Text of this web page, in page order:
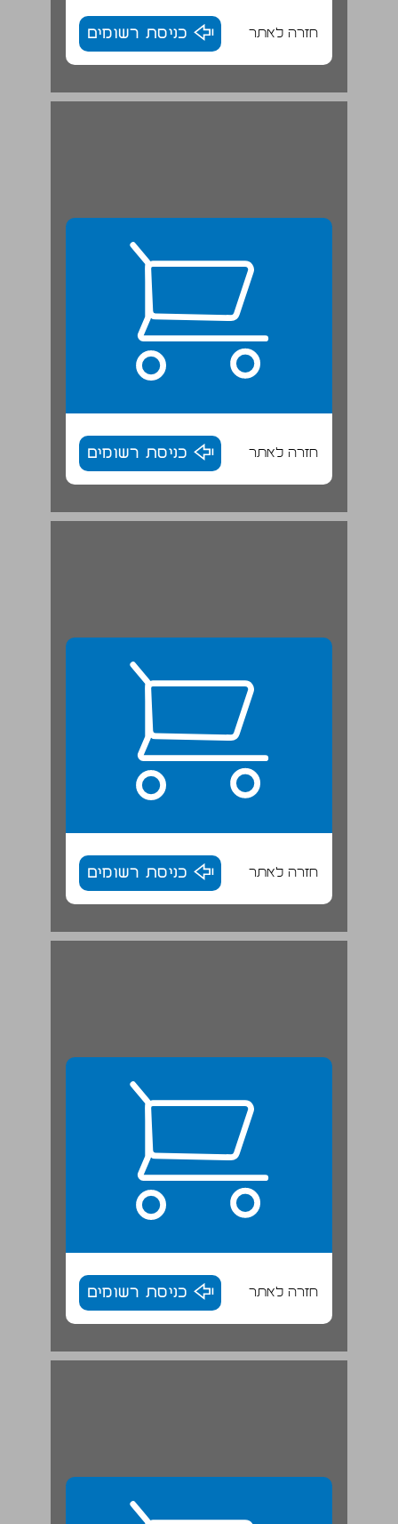
חזרה לאתר כניסת רשומים
ב. הפמיניזם הרדיקלי בארצות-הברית ... 23
חזרה לאתר כניסת רשומים
חזרה לאתר כניסת רשומים
ג. ייצוגי הגוף והמבט באמנות הפמיניסטית ... 25
חזרה לאתר כניסת רשומים